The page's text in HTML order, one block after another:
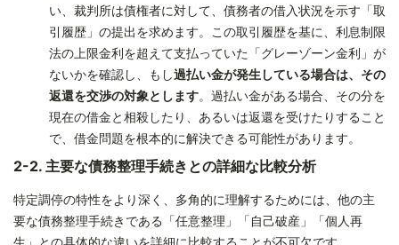
い、裁判所は債権者に対して、債務者の借入状況を示す「取
引履歴」の提出を求めます。この取引履歴を基に、利息制限
法の上限金利を超えて支払っていた「グレーゾーン金利」が
ないかを確認し、もし過払い金が発生している場合は、その
返還を交渉の対象とします。過払い金がある場合、その分を
現在の借金と相殺したり、あるいは返還を受けたりすること
で、借金問題を根本的に解決できる可能性があります。
2-2. 主要な債務整理手続きとの詳細な比較分析
特定調停の特性をより深く、多角的に理解するためには、他の主
要な債務整理手続きである「任意整理」「自己破産」「個人再